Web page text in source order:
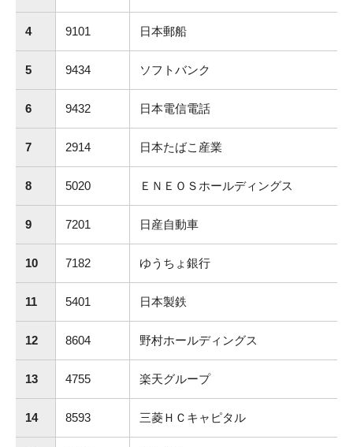
4 9101 日本郵船
5 9434 ソフトバンク
6 9432 日本電信電話
7 2914 日本たばこ産業
8 5020 ＥＮＥＯＳホールディングス
9 7201 日産自動車
10 7182 ゆうちょ銀行
11 5401 日本製鉄
12 8604 野村ホールディングス
13 4755 楽天グループ
14 8593 三菱ＨＣキャピタル